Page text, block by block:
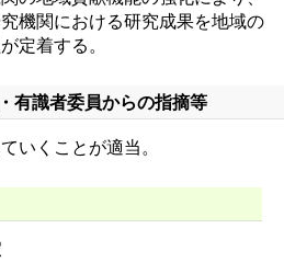
機関における研究成果を地域の
定着する。
有識者委員からの指摘等
いくことが適当。